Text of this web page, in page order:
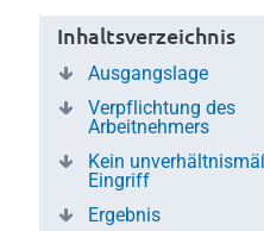
Inhaltsverzeichnis
Ausgangslage
Verpflichtung des
Arbeitnehmers
Kein
Eingriff
Ergebnis